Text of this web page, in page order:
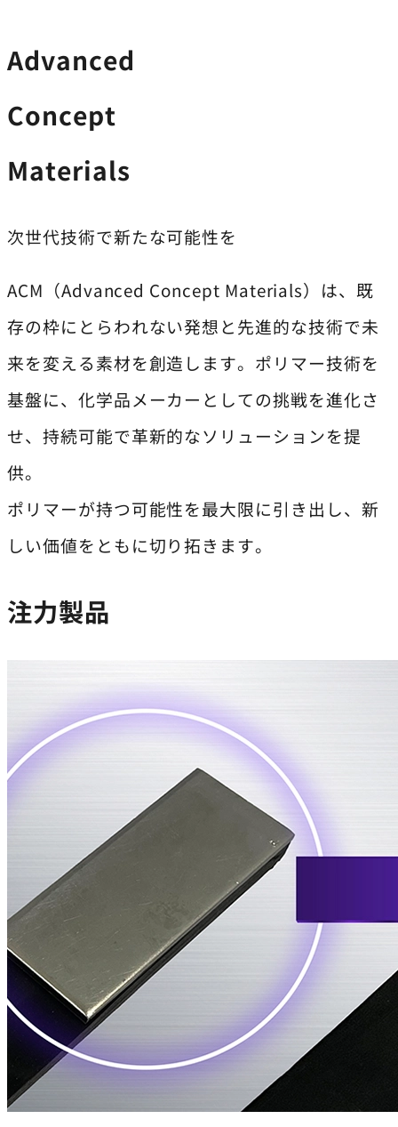
Advanced
Concept
Materials
次世代技術で新たな可能性を
ACM（Advanced Concept Materials）は、既
存の枠にとらわれない発想と先進的な技術で未
来を変える素材を創造します。ポリマー技術を
基盤に、化学品メーカーとしての挑戦を進化さ
せ、持続可能で革新的なソリューションを提
供。
ポリマーが持つ可能性を最大限に引き出し、新
しい価値をともに切り拓きます。
注力製品